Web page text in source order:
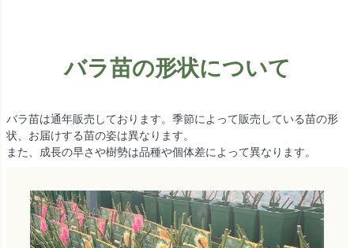
バラ苗の形状について
バラ苗は通年販売しております。季節によって販売している苗の形
状、お届けする苗の姿は異なります。
また、成長の早さや樹勢は品種や個体差によって異なります。